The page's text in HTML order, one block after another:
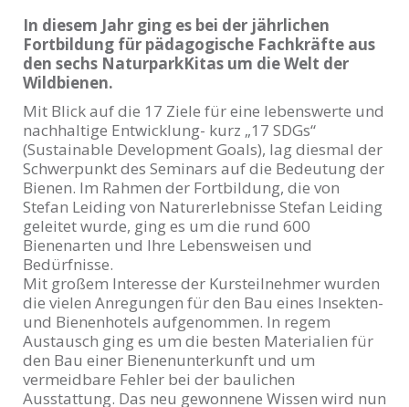
In diesem Jahr ging es bei der jährlichen
Fortbildung für pädagogische Fachkräfte aus
den sechs NaturparkKitas um die Welt der
Wildbienen.
Mit Blick auf die 17 Ziele für eine lebenswerte und
nachhaltige Entwicklung- kurz „17 SDGs“
(Sustainable Development Goals), lag diesmal der
Schwerpunkt des Seminars auf die Bedeutung der
Bienen. Im Rahmen der Fortbildung, die von
Stefan Leiding von Naturerlebnisse Stefan Leiding
geleitet wurde, ging es um die rund 600
Bienenarten und Ihre Lebensweisen und
Bedürfnisse.
Mit großem Interesse der Kursteilnehmer wurden
die vielen Anregungen für den Bau eines Insekten-
und Bienenhotels aufgenommen. In regem
Austausch ging es um die besten Materialien für
den Bau einer Bienenunterkunft und um
vermeidbare Fehler bei der baulichen
Ausstattung. Das neu gewonnene Wissen wird nun